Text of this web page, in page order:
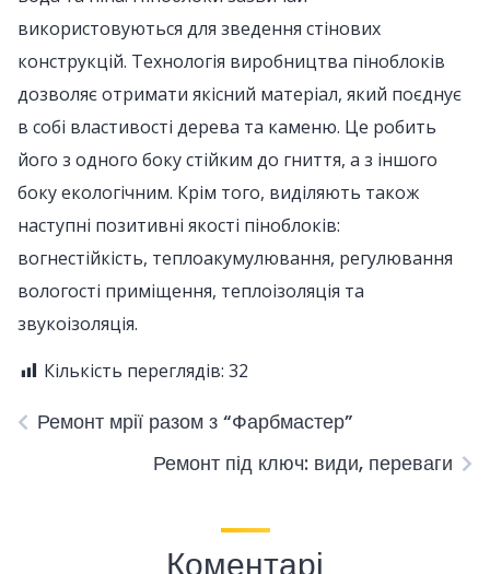
використовуються для зведення стінових
конструкцій. Технологія виробництва піноблоків
дозволяє отримати якісний матеріал, який поєднує
в собі властивості дерева та каменю. Це робить
його з одного боку стійким до гниття, а з іншого
боку екологічним. Крім того, виділяють також
наступні позитивні якості піноблоків:
вогнестійкість, теплоакумулювання, регулювання
вологості приміщення, теплоізоляція та
звукоізоляція.
Кількість переглядів: 32
Ремонт мрії разом з “Фарбмастер”
Ремонт під ключ: види, переваги